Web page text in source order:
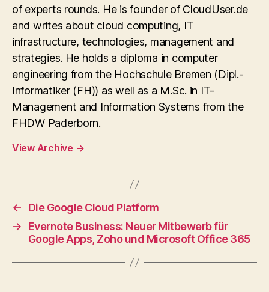
of experts rounds. He is founder of CloudUser.de
and writes about cloud computing, IT
infrastructure, technologies, management and
strategies. He holds a diploma in computer
engineering from the Hochschule Bremen (Dipl.-
Informatiker (FH)) as well as a M.Sc. in IT-
Management and Information Systems from the
FHDW Paderborn.
View Archive →
←
Die Google Cloud Platform
→
Evernote Business: Neuer Mitbewerb für
Google Apps, Zoho und Microsoft Office 365